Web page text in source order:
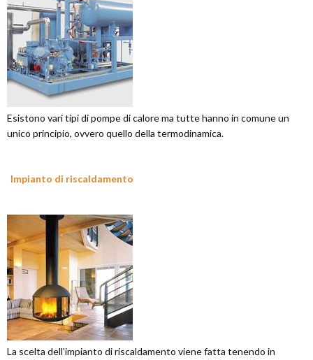
Esistono vari tipi di pompe di calore ma tutte hanno in comune un
unico principio, ovvero quello della termodinamica.
Impianto di riscaldamento
La scelta dell'impianto di riscaldamento viene fatta tenendo in